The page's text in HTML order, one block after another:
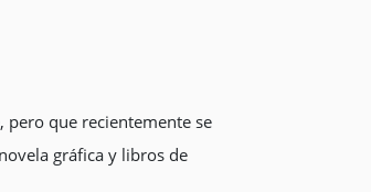
pero que recientemente se
gráfica y libros de